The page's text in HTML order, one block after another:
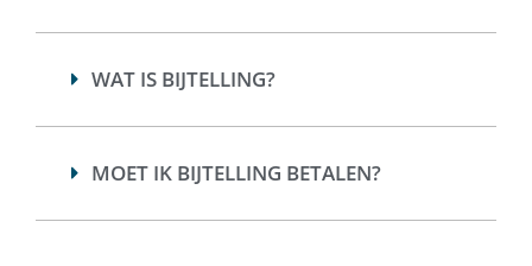
WAT IS BIJTELLING?
MOET IK BIJTELLING BETALEN?